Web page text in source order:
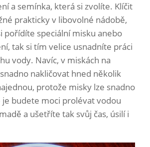
a semínka, která si zvolíte. Klíčit
prakticky v libovolné nádobě,
pořídíte speciální misku anebo
tak si tím velice usnadníte práci
vody. Navíc, v miskách na
nakličovat hned několik
protože misky lze snadno
je budete moci prolévat vodou
a ušetříte tak svůj čas, úsilí i